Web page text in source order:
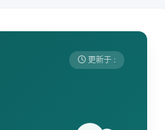
更新于 :